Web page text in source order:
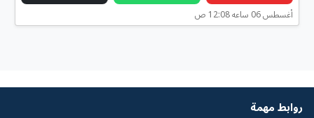
أغسطس 06 ساعه 12:08 ص
روابط مهمة